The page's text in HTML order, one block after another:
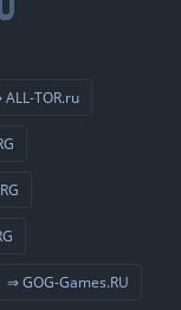
TOR.ru
⇒ GOG-Games.RU